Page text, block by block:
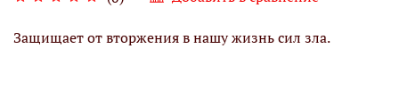
Защищает от вторжения в нашу жизнь сил зла.